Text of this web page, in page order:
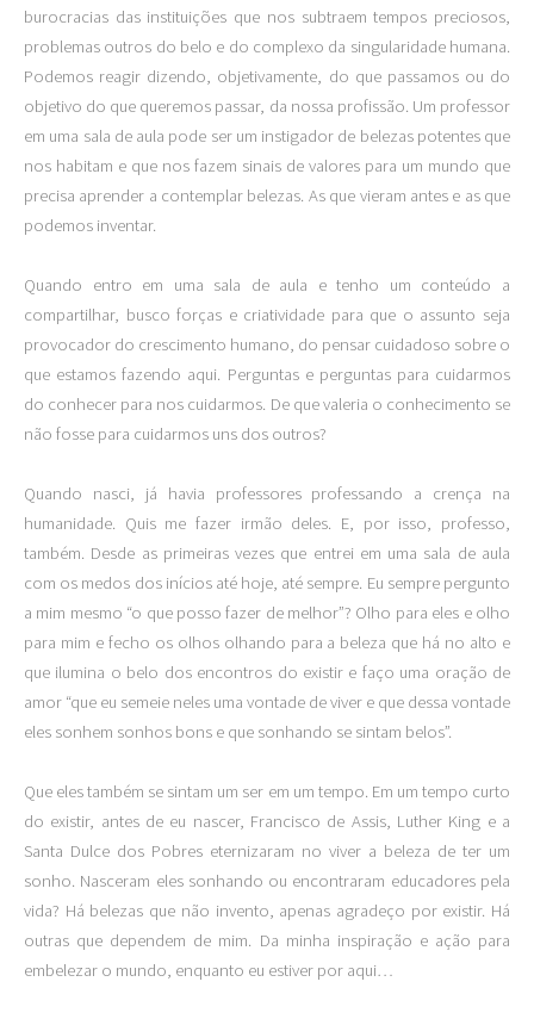
burocracias das instituições que nos subtraem tempos preciosos,
problemas outros do belo e do complexo da singularidade humana.
Podemos reagir dizendo, objetivamente, do que passamos ou do
objetivo do que queremos passar, da nossa profissão. Um professor
em uma sala de aula pode ser um instigador de belezas potentes que
nos habitam e que nos fazem sinais de valores para um mundo que
precisa aprender a contemplar belezas. As que vieram antes e as que
podemos inventar.
Quando entro em uma sala de aula e tenho um conteúdo a
compartilhar, busco forças e criatividade para que o assunto seja
provocador do crescimento humano, do pensar cuidadoso sobre o
que estamos fazendo aqui. Perguntas e perguntas para cuidarmos
do conhecer para nos cuidarmos. De que valeria o conhecimento se
não fosse para cuidarmos uns dos outros?
Quando nasci, já havia professores professando a crença na
humanidade. Quis me fazer irmão deles. E, por isso, professo,
também. Desde as primeiras vezes que entrei em uma sala de aula
com os medos dos inícios até hoje, até sempre. Eu sempre pergunto
a mim mesmo “o que posso fazer de melhor”? Olho para eles e olho
para mim e fecho os olhos olhando para a beleza que há no alto e
que ilumina o belo dos encontros do existir e faço uma oração de
amor “que eu semeie neles uma vontade de viver e que dessa vontade
eles sonhem sonhos bons e que sonhando se sintam belos”.
Que eles também se sintam um ser em um tempo. Em um tempo curto
do existir, antes de eu nascer, Francisco de Assis, Luther King e a
Santa Dulce dos Pobres eternizaram no viver a beleza de ter um
sonho. Nasceram eles sonhando ou encontraram educadores pela
vida? Há belezas que não invento, apenas agradeço por existir. Há
outras que dependem de mim. Da minha inspiração e ação para
embelezar o mundo, enquanto eu estiver por aqui…